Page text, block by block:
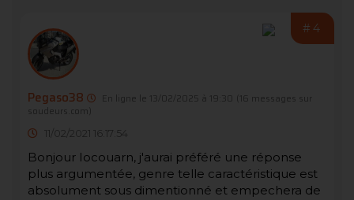
#4
Pegaso38 En ligne le 13/02/2025 à 19:30
(16 messages sur
soudeurs.com)
11/02/2021 16:17:54
Bonjour Iocouarn, j'aurai préféré une réponse
plus argumentée, genre telle caractéristique est
absolument sous dimentionné et empechera de